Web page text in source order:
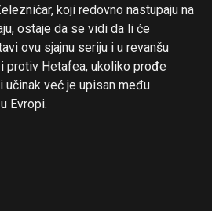
koji redovno nastupaju na
ostaje da se vidi da li će
ovu sjajnu seriju i u revanšu
protiv Hetafea, ukoliko prođe
učinak već je upisan među
Evropi.